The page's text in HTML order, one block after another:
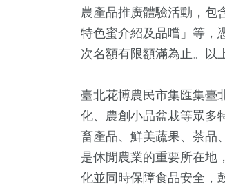
農產品推廣體驗活動，包
特色蜜介紹及品嚐」等，
次名額有限額滿為止。以
臺北花博農民市集匯集臺
化、農創小品盆栽等眾多
畜產品、鮮美蔬果、茶品
是休閒農業的重要所在地
化並同時保障食品安全，
+
司法放大鏡
782+
綜合